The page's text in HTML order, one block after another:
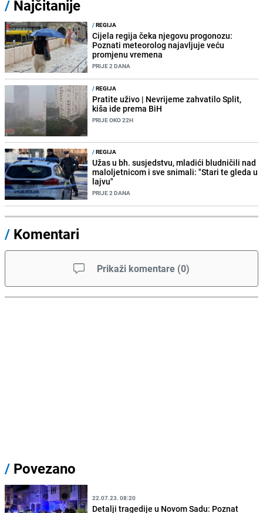
/ Najčitanije
/REGIJA
Cijela regija čeka njegovu progonozu:
Poznati meteorolog najavljuje veću
promjenu vremena
PRIJE 2 DANA
/REGIJA
Pratite uživo | Nevrijeme zahvatilo Split,
kiša ide prema BiH
PRIJE OKO 22H
/REGIJA
Užas u bh. susjedstvu, mladići bludničili nad
maloljetnicom i sve snimali: "Stari te gleda u
lajvu"
PRIJE 2 DANA
/ Komentari
Prikaži komentare (0)
/ Povezano
22.07.23. 08:20
Detalji tragedije u Novom Sadu: Poznat